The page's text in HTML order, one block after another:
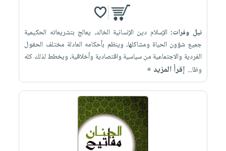
نيل وفرات: الإسلام دين الإنسانية الخالد، يعالج بتشريعاته الحكيمية
جميع شؤون الحياة ومشاكلها، وينظم بأحكامه العادلة مختلف الحقول
الفردية والاجتماعية من سياسية واقتصادية وأخلاقية، ويخطط لذلك كله
وظا... إقرأ المزيد »